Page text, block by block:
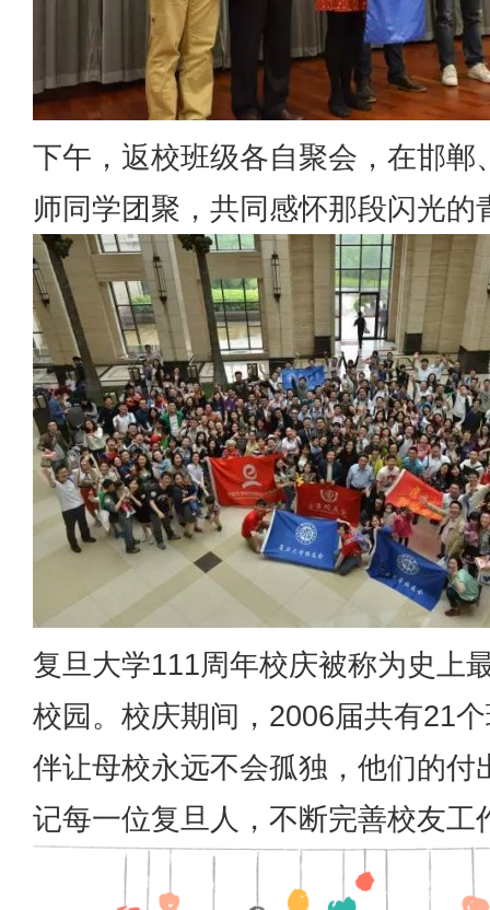
下午，返校班级各自聚会，在邯
师同学团聚，共同感怀那段闪光
复旦大学111周年校庆被称为史上
校园。校庆期间，2006届共有21
伴让母校永远不会孤独，他们的
记每一位复旦人，不断完善校友